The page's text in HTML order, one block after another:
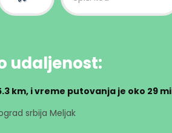
udaljenost:
km, i vreme putovanja je oko 29
srbija Meljak